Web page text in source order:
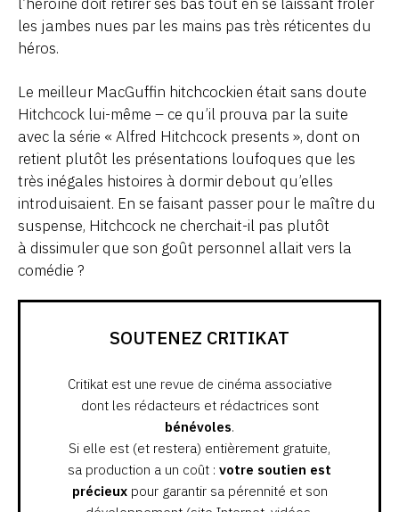
les jambes nues par les mains pas très réticentes du
héros.
Le meilleur MacGuffin hitchcockien était sans doute
Hitchcock lui-même – ce qu’il prouva par la suite
avec la série « Alfred Hitchcock presents », dont on
retient plutôt les présentations loufoques que les
très inégales histoires à dormir debout qu’elles
introduisaient. En se faisant passer pour le maître du
suspense, Hitchcock ne cherchait-il pas plutôt
à dissimuler que son goût personnel allait vers la
comédie ?
SOUTENEZ CRITIKAT
Critikat est une revue de cinéma associative
dont les rédacteurs et rédactrices sont
bénévoles.
Si elle est (et restera) entièrement gratuite,
sa production a un coût : votre soutien est
précieuxpour garantir sa pérennité et son